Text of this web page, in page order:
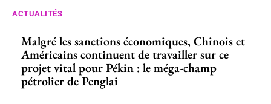
ACTUALITÉS
Malgré les sanctions économiques, Chinois et
Américains continuent de travailler sur ce
projet vital pour Pékin : le méga-champ
pétrolier de Penglai